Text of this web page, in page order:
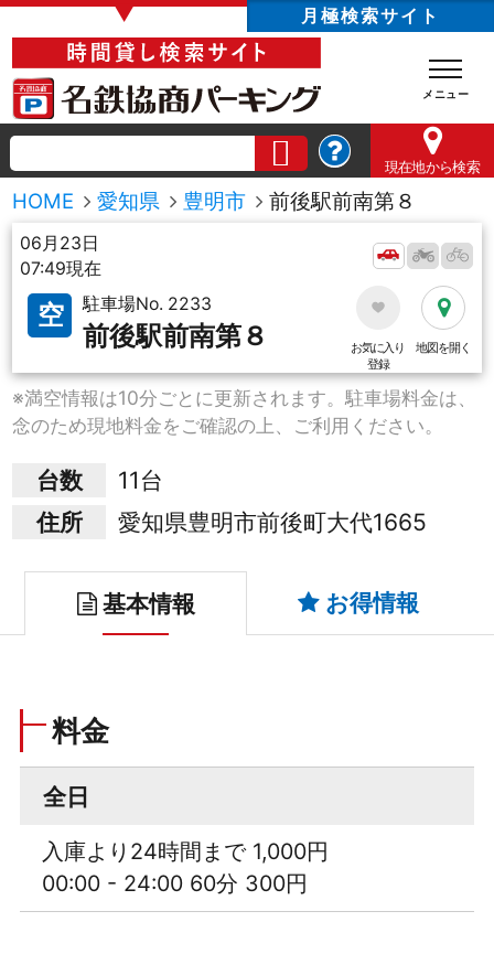
▼ 月極検索サイト
現在地から検索
HOME 愛知県 豊明市 前後駅前南第８
06月23日
07:49現在
空 駐車場No. 2233
前後駅前南第８
お気に入り
登録
地図を開く
※満空情報は10分ごとに更新されます。駐車場料金は、
念のため現地料金をご確認の上、ご利用ください。
台数
11台
住所
愛知県豊明市前後町大代1665
基本情報 お得情報
料金
全日
入庫より24時間まで 1,000円
00:00 - 24:00 60分 300円